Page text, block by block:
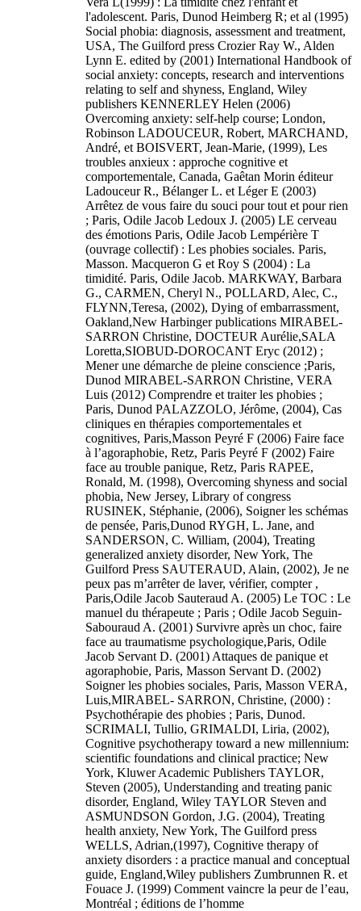
l'adolescent. Paris, Dunod Heimberg R; et al (1995)
Social phobia: diagnosis, assessment and treatment,
USA, The Guilford press Crozier Ray W., Alden
Lynn E. edited by (2001) International Handbook of
social anxiety: concepts, research and interventions
relating to self and shyness, England, Wiley
publishers KENNERLEY Helen (2006)
Overcoming anxiety: self-help course; London,
Robinson LADOUCEUR, Robert, MARCHAND,
André, et BOISVERT, Jean-Marie, (1999), Les
troubles anxieux : approche cognitive et
comportementale, Canada, Gaêtan Morin éditeur
Ladouceur R., Bélanger L. et Léger E (2003)
Arrêtez de vous faire du souci pour tout et pour rien
; Paris, Odile Jacob Ledoux J. (2005) LE cerveau
des émotions Paris, Odile Jacob Lempérière T
(ouvrage collectif) : Les phobies sociales. Paris,
Masson. Macqueron G et Roy S (2004) : La
timidité. Paris, Odile Jacob. MARKWAY, Barbara
G., CARMEN, Cheryl N., POLLARD, Alec, C.,
FLYNN,Teresa, (2002), Dying of embarrassment,
Oakland,New Harbinger publications MIRABEL-
SARRON Christine, DOCTEUR Aurélie,SALA
Loretta,SIOBUD-DOROCANT Eryc (2012) ;
Mener une démarche de pleine conscience ;Paris,
Dunod MIRABEL-SARRON Christine, VERA
Luis (2012) Comprendre et traiter les phobies ;
Paris, Dunod PALAZZOLO, Jérôme, (2004), Cas
cliniques en thérapies comportementales et
cognitives, Paris,Masson Peyré F (2006) Faire face
à l’agoraphobie, Retz, Paris Peyré F (2002) Faire
face au trouble panique, Retz, Paris RAPEE,
Ronald, M. (1998), Overcoming shyness and social
phobia, New Jersey, Library of congress
RUSINEK, Stéphanie, (2006), Soigner les schémas
de pensée, Paris,Dunod RYGH, L. Jane, and
SANDERSON, C. William, (2004), Treating
generalized anxiety disorder, New York, The
Guilford Press SAUTERAUD, Alain, (2002), Je ne
peux pas m’arrêter de laver, vérifier, compter ,
Paris,Odile Jacob Sauteraud A. (2005) Le TOC : Le
manuel du thérapeute ; Paris ; Odile Jacob Seguin-
Sabouraud A. (2001) Survivre après un choc, faire
face au traumatisme psychologique,Paris, Odile
Jacob Servant D. (2001) Attaques de panique et
agoraphobie, Paris, Masson Servant D. (2002)
Soigner les phobies sociales, Paris, Masson VERA,
Luis,MIRABEL- SARRON, Christine, (2000) :
Psychothérapie des phobies ; Paris, Dunod.
SCRIMALI, Tullio, GRIMALDI, Liria, (2002),
Cognitive psychotherapy toward a new millennium:
scientific foundations and clinical practice; New
York, Kluwer Academic Publishers TAYLOR,
Steven (2005), Understanding and treating panic
disorder, England, Wiley TAYLOR Steven and
ASMUNDSON Gordon, J.G. (2004), Treating
health anxiety, New York, The Guilford press
WELLS, Adrian,(1997), Cognitive therapy of
anxiety disorders : a practice manual and conceptual
guide, England,Wiley publishers Zumbrunnen R. et
Fouace J. (1999) Comment vaincre la peur de l’eau,
Montréal ; éditions de l’homme